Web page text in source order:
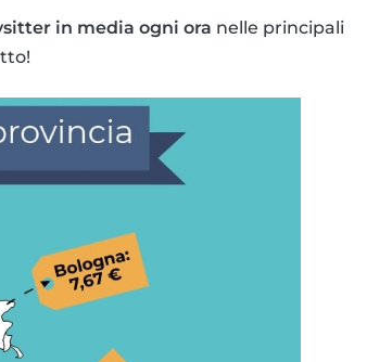
in media ogni ora nelle principali